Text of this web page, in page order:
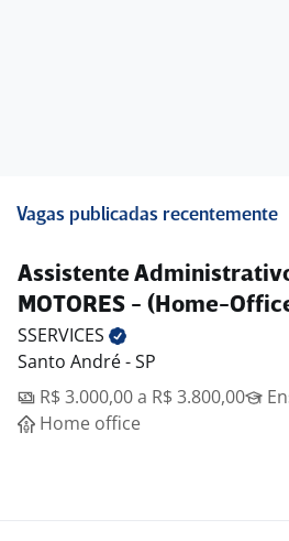
Vagas publicadas recentemente
Assistente
MOTORES - (Home-
SSERVICES
Santo André - SP
R$ 3.000,00 a R$ 3.800,00
Home office